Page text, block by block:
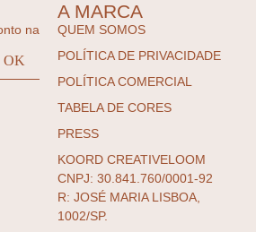
na
A MARCA
QUEM SOMOS
POLÍTICA DE PRIVACIDADE
POLÍTICA COMERCIAL
TABELA DE CORES
PRESS
KOORD CREATIVELOOM
CNPJ: 30.841.760/0001-92
R: JOSÉ MARIA LISBOA,
1002/SP.